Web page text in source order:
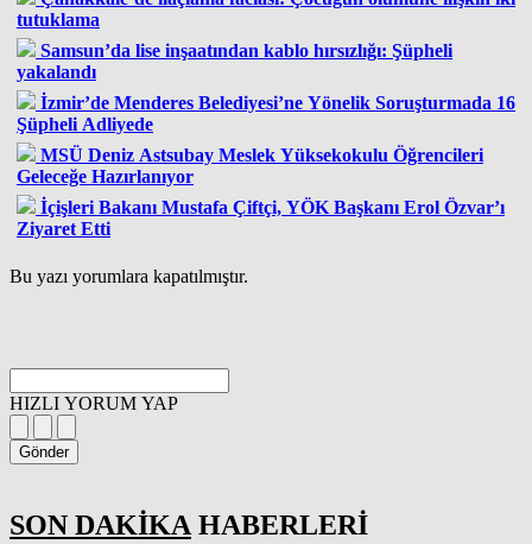
tutuklama
Samsun’da lise inşaatından kablo hırsızlığı: Şüpheli
yakalandı
İzmir’de Menderes Belediyesi’ne Yönelik Soruşturmada 16
Şüpheli Adliyede
MSÜ Deniz Astsubay Meslek Yüksekokulu Öğrencileri
Geleceğe Hazırlanıyor
İçişleri Bakanı Mustafa Çiftçi, YÖK Başkanı Erol Özvar’ı
Ziyaret Etti
Bu yazı yorumlara kapatılmıştır.
HIZLI YORUM YAP
Gönder
SON DAKİKA HABERLERİ